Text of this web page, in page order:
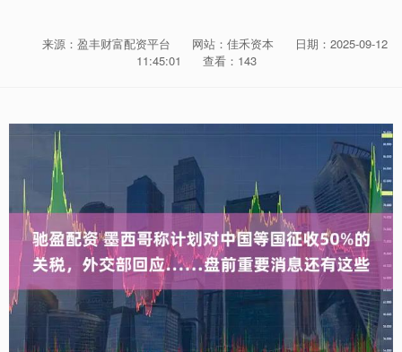
来源：盈丰财富配资平台 网站：佳禾资本
日期：2025-09-12
11:45:01
查看：143